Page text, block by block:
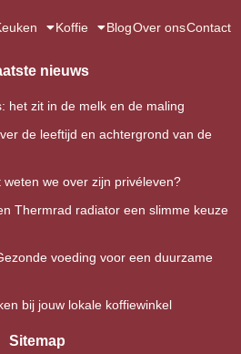
Koffie BlogOver onsContact
nieuws
het zit in de melk en de maling
de leeftijd en achtergrond van de
we over zijn privéleven?
Thermrad radiator een slimme keuze
voeding voor een duurzame
bij jouw lokale koffiewinkel
Sitemap